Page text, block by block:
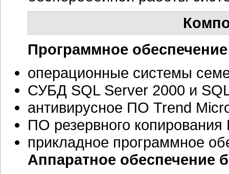
Программное
операционные системы
СУБД SQL Server 2000 и
антивирусное ПО Trend
ПО резервного
прикладное программное
Аппаратное обеспечение